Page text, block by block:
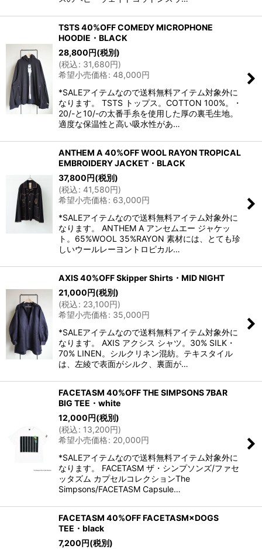
TSTS 40%OFF COMEDY MICROPHONE
HOODIE・BLACK
28,800円(税別)
(税込: 31,680円)
希望小売価格: 48,000円
*SALEアイテムなので送料無料アイテム対象外に
なります。 TSTS トップス。COTTON 100%。・
20/-と10/-の太番手糸を使用した厚の裏毛生地。
適度な保温性と高い吸水性があ…
ANTHEM A 40%OFF WOOL RAYON TROPICAL
EMBROIDERY JACKET・BLACK
37,800円(税別)
(税込: 41,580円)
希望小売価格: 63,000円
*SALEアイテムなので送料無料アイテム対象外に
なります。 ANTHEM A アンセムエー ジャケッ
ト。65%WOOL 35%RAYON 素材には、とても珍
しいウールレーヨントロピカル…
AXIS 40%OFF Skipper Shirts・MID NIGHT
21,000円(税別)
(税込: 23,100円)
希望小売価格: 35,000円
*SALEアイテムなので送料無料アイテム対象外に
なります。 AXIS アクシス シャツ。30% SILK・
70% LINEN。シルクリネン混紡。テキスタイル
は、左綾で表面がシルク、裏面が…
FACETASM 40%OFF THE SIMPSONS 7BAR
BIG TEE・white
12,000円(税別)
(税込: 13,200円)
希望小売価格: 20,000円
*SALEアイテムなので送料無料アイテム対象外に
なります。 FACETASM ザ・シンプソンズ/ファセ
ッタズム カプセルコレクションThe
Simpsons/FACETASM Capsule…
FACETASM 40%OFF FACETASM×DOGS
TEE・black
7,200円(税別)